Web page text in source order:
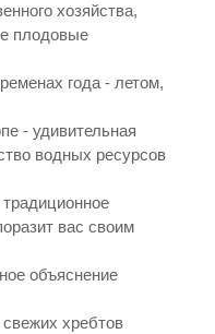
хозяйства,
плодовые
года - летом,
- удивительная
водных ресурсов
вас своим
объяснение
хребтов